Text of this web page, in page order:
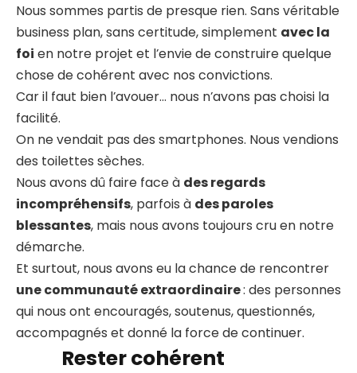
Nous sommes partis de presque rien. Sans véritable
business plan, sans certitude, simplement avec la
foi en notre projet et l’envie de construire quelque
chose de cohérent avec nos convictions.
Car il faut bien l’avouer… nous n’avons pas choisi la
facilité.
On ne vendait pas des smartphones. Nous vendions
des toilettes sèches.
Nous avons dû faire face à des regards
incompréhensifs, parfois à des paroles
blessantes, mais nous avons toujours cru en notre
démarche.
Et surtout, nous avons eu la chance de rencontrer
une communauté extraordinaire: des personnes
qui nous ont encouragés, soutenus, questionnés,
accompagnés et donné la force de continuer.
Rester cohérent